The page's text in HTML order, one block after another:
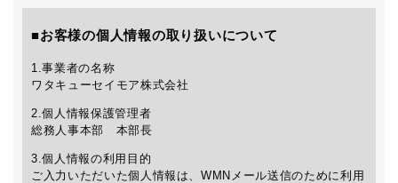
■お客様の個人情報の取り扱いについて
1.事業者の名称
ワタキューセイモア株式会社
2.個人情報保護管理者
総務人事本部 本部長
3.個人情報の利用目的
ご入力いただいた個人情報は、WMNメール送信のために利用